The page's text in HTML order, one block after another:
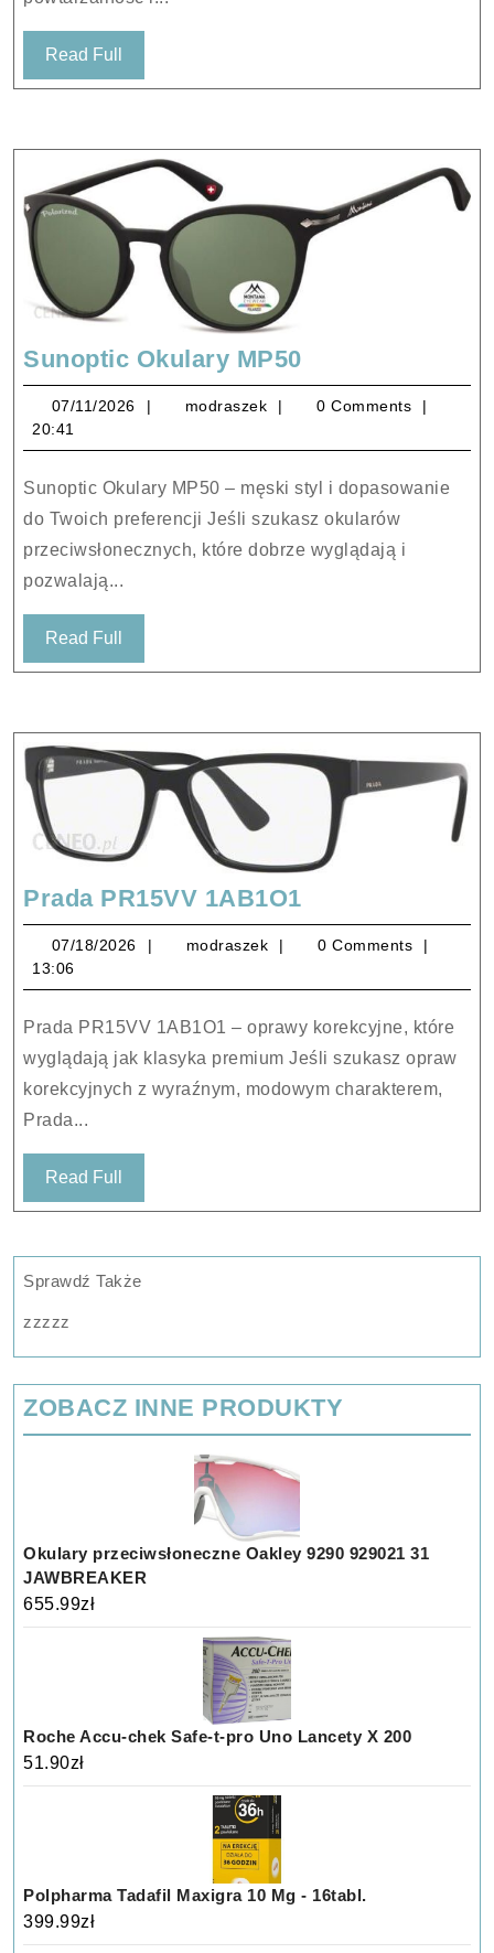
Read Full
Full
Sunoptic Okulary MP50Sunoptic
Okulary
MP50
07/11/2026 07/11/2026
modraszek modraszek
0 Comments
20:41
Sunoptic Okulary MP50 – męski styl i dopasowanie
do Twoich preferencji Jeśli szukasz okularów
przeciwsłonecznych, które dobrze wyglądają i
pozwalają...
Read Full
Full
Prada PR15VV 1AB1O1
PR15VV
1AB1O1
07/18/2026 07/18/2026
modraszek modraszek
0 Comments
13:06
Prada PR15VV 1AB1O1 – oprawy korekcyjne, które
wyglądają jak klasyka premium Jeśli szukasz opraw
korekcyjnych z wyraźnym, modowym charakterem,
Prada...
Read Full
Full
Sprawdź Także
zzzzz
ZOBACZ INNE PRODUKTY
Okulary przeciwsłoneczne Oakley 9290 929021 31
JAWBREAKER
655.99zł
Roche Accu-chek Safe-t-pro Uno Lancety X 200
51.90zł
Polpharma Tadafil Maxigra 10 Mg - 16tabl.
399.99zł